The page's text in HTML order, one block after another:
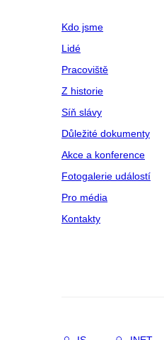
Kdo jsme
Lidé
Pracoviště
Z historie
Síň slávy
Důležité dokumenty
Akce a konference
Fotogalerie událostí
Pro média
Kontakty